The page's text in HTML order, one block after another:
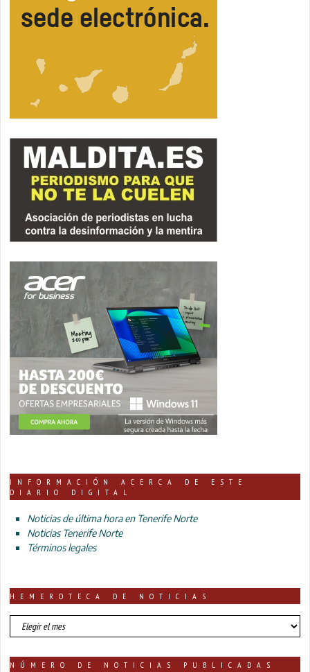
INFORMACIÓN ACERCA DE ESTE
DIARIO DIGITAL
Noticias de última hora en Tenerife Norte
Noticias Tenerife Norte
Términos legales
HEMEROTECA DE NOTICIAS
HEMEROTECA
DE
NÚMERO DE NOTICIAS PUBLICADAS